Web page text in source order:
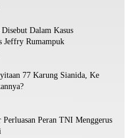
Dalam Kasus
Jeffry Rumampuk
77 Karung Sianida, Ke
Peran TNI Menggerus